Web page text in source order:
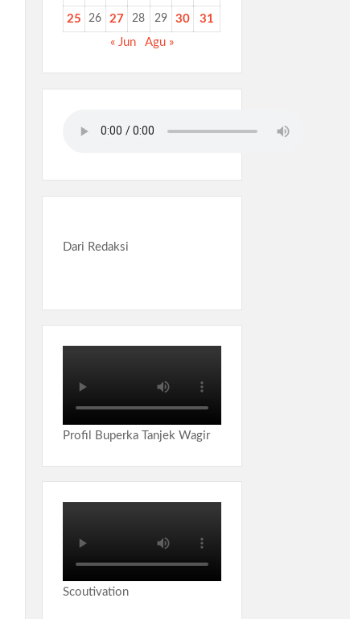
25 26 27 28 29 30
31
« Jun
Agu »
Dari Redaksi
Profil Buperka Tanjek Wagir
Scoutivation